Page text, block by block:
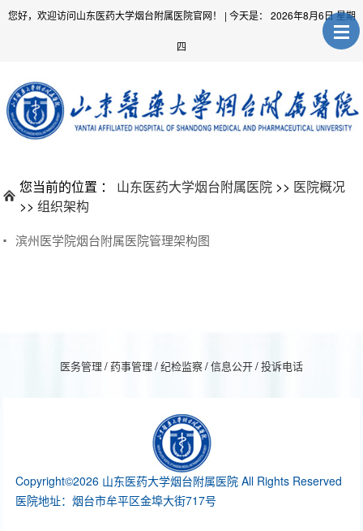
您好，欢迎访问山东医药大学烟台附属医院官网！ | 今天是： 2026年8月6日 星期
四
您当前的位置 ： 山东医药大学烟台附属医院 >> 医院概况
>>组织架构
滨州医学院烟台附属医院管理架构图
医务管理 /药事管理 /纪检监察/信息公开/投诉电话
Copyright©2026 山东医药大学烟台附属医院 All Rights Reserved
医院地址：烟台市牟平区金埠大街717号